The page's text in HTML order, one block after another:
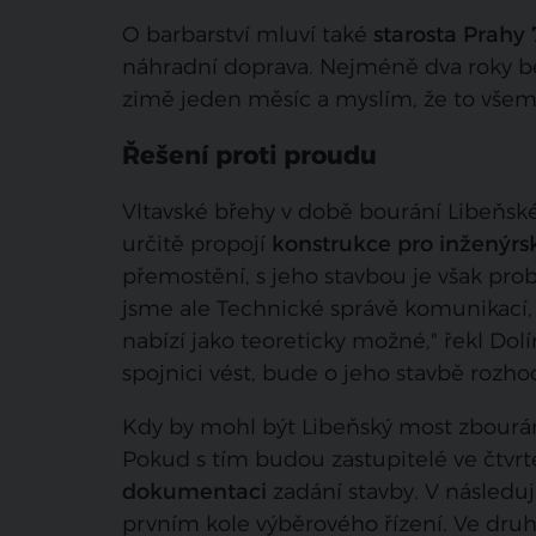
O barbarství mluví také starosta Prahy
náhradní doprava. Nejméně dva roky
zimě jeden měsíc a myslím, že to
Řešení proti proudu
Vltavské břehy v době bourání
určitě propojí konstrukce pro
přemostění, s jeho stavbou je však
jsme ale Technické správě
nabízí jako teoreticky možné," řekl
spojnici vést, bude o jeho stavbě
Kdy by mohl být Libeňský most
Pokud s tím budou zastupitelé ve
dokumentaci zadání stavby. V
prvním kole výběrového řízení. Ve